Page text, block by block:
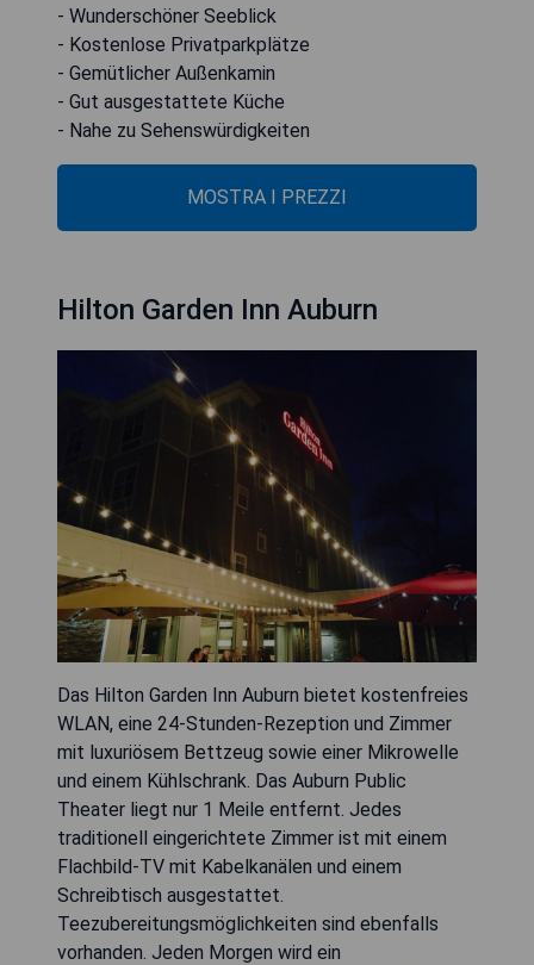
- Wunderschöner Seeblick
- Kostenlose Privatparkplätze
- Gemütlicher Außenkamin
- Gut ausgestattete Küche
- Nahe zu Sehenswürdigkeiten
MOSTRA I PREZZI
Hilton Garden Inn Auburn
Das Hilton Garden Inn Auburn bietet kostenfreies
WLAN, eine 24-Stunden-Rezeption und Zimmer
mit luxuriösem Bettzeug sowie einer Mikrowelle
und einem Kühlschrank. Das Auburn Public
Theater liegt nur 1 Meile entfernt. Jedes
traditionell eingerichtete Zimmer ist mit einem
Flachbild-TV mit Kabelkanälen und einem
Schreibtisch ausgestattet.
Teezubereitungsmöglichkeiten sind ebenfalls
vorhanden. Jeden Morgen wird ein